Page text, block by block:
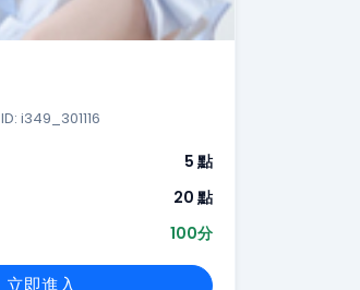
ID: i349_301116
5 點
20 點
100分